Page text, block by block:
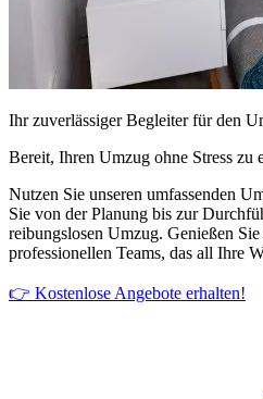
Ihr zuverlässiger Begleiter für den
Bereit, Ihren Umzug ohne Stress zu
Nutzen Sie unseren umfassenden
Sie von der Planung bis zur
reibungslosen Umzug. Genießen
professionellen Teams, das all Ihre
👉 Kostenlose Angebote erhalten!